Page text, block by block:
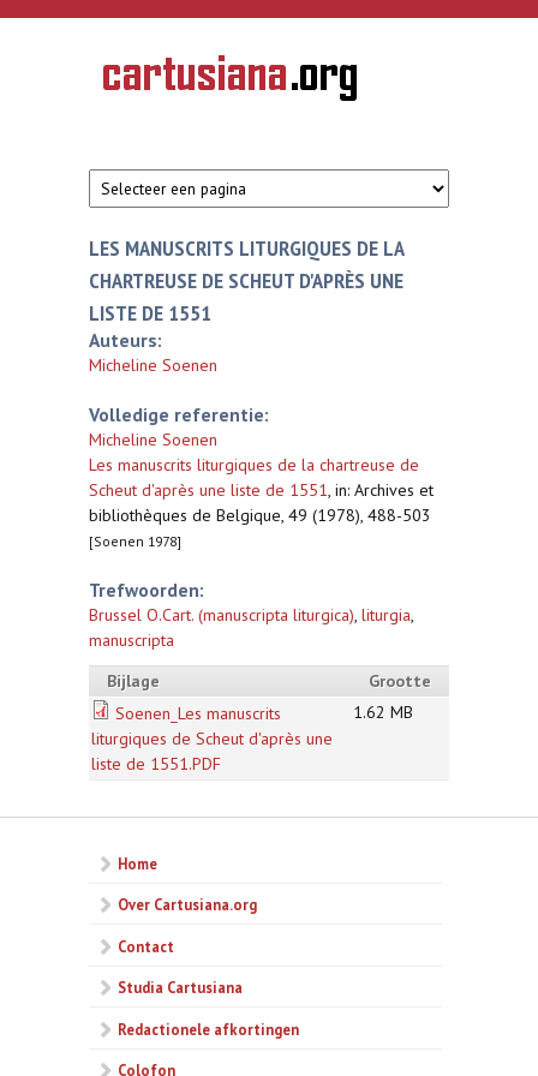
Overslaan en naar de inhoud gaan
CARTUSIANA
Geschiedenis
van de
LES MANUSCRITS LITURGIQUES DE LA
CHARTREUSE DE SCHEUT D'APRÈS UNE
LISTE DE 1551
Auteurs:
Micheline Soenen
Volledige referentie:
Micheline Soenen
Les manuscrits liturgiques de la chartreuse de
Scheut d'après une liste de 1551, in: Archives et
bibliothèques de Belgique, 49 (1978), 488-503
[Soenen 1978]
Trefwoorden:
Brussel O.Cart. (manuscripta liturgica), liturgia,
manuscripta
Bijlage
Grootte
Soenen_Les manuscrits
liturgiques de Scheut d'après une
liste de 1551.PDF
1.62 MB
Home
Over Cartusiana.org
Contact
Studia Cartusiana
Redactionele afkortingen
Colofon